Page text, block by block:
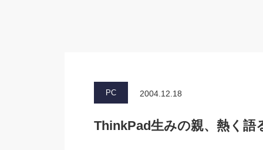
PC 2004.12.18
ThinkPad生みの親、熱く語